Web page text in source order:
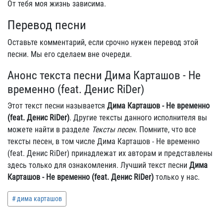
От тебя моя жизнь зависима.
Перевод песни
Оставьте комментарий, если срочно нужен перевод этой
песни. Мы его сделаем вне очереди.
Анонс текста песни Дима Карташов - Не
временно (feat. Денис RiDer)
Этот текст песни называется Дима Карташов - Не временно
(feat. Денис RiDer). Другие тексты данного исполнителя вы
можете найти в разделе Тексты песен. Помните, что все
тексты песен, в том числе Дима Карташов - Не временно
(feat. Денис RiDer) принадлежат их авторам и представлены
здесь только для ознакомления. Лучший текст песни Дима
Карташов - Не временно (feat. Денис RiDer) только у нас.
дима карташов